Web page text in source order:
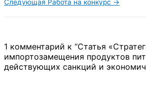
Следующая Работа на конкурс →
1 комментарий к “Статья
импортозамещения продуктов
действующих санкций и